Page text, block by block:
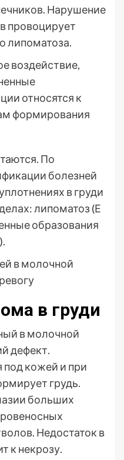
Нарушение
провоцирует
липоматоза.
воздействие,
относятся к
формирования
По
болезней
в груди
липоматоз (Е
образования
в груди
в молочной
дефект.
под кожей и при
грудь.
больших
Недостаток в
к некрозу.